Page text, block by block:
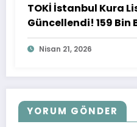
TOKİ İstanbul Kura
Güncellendi! 159 Bin
Edildi
Nisan 21, 2026
YORUM GÖNDER